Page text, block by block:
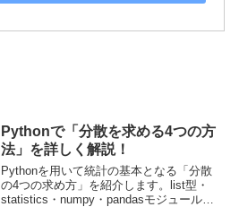
Pythonで「分散を求める4つの方
法」を詳しく解説！
Pythonを用いて統計の基本となる「分散
の4つの求め方」を紹介します。list型・
statistics・numpy・pandasモジュールを